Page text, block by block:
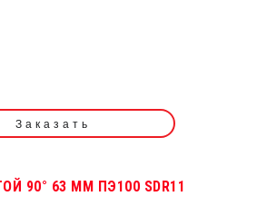
Заказать
90° 63 ММ ПЭ100 SDR11